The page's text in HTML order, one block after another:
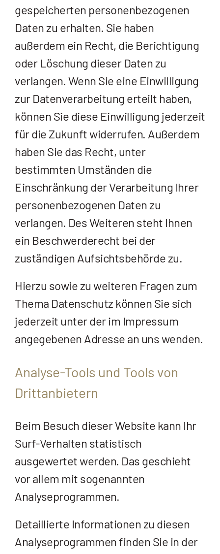
gespeicherten personenbezogenen
Daten zu erhalten. Sie haben
außerdem ein Recht, die Berichtigung
oder Löschung dieser Daten zu
verlangen. Wenn Sie eine Einwilligung
zur Datenverarbeitung erteilt haben,
können Sie diese Einwilligung jederzeit
für die Zukunft widerrufen. Außerdem
haben Sie das Recht, unter
bestimmten Umständen die
Einschränkung der Verarbeitung Ihrer
personenbezogenen Daten zu
verlangen. Des Weiteren steht Ihnen
ein Beschwerderecht bei der
zuständigen Aufsichtsbehörde zu.
Hierzu sowie zu weiteren Fragen zum
Thema Datenschutz können Sie sich
jederzeit unter der im Impressum
angegebenen Adresse an uns wenden.
Analyse-Tools und Tools von
Dritt­anbietern
Beim Besuch dieser Website kann Ihr
Surf-Verhalten statistisch
ausgewertet werden. Das geschieht
vor allem mit sogenannten
Analyseprogrammen.
Detaillierte Informationen zu diesen
Analyseprogrammen finden Sie in der